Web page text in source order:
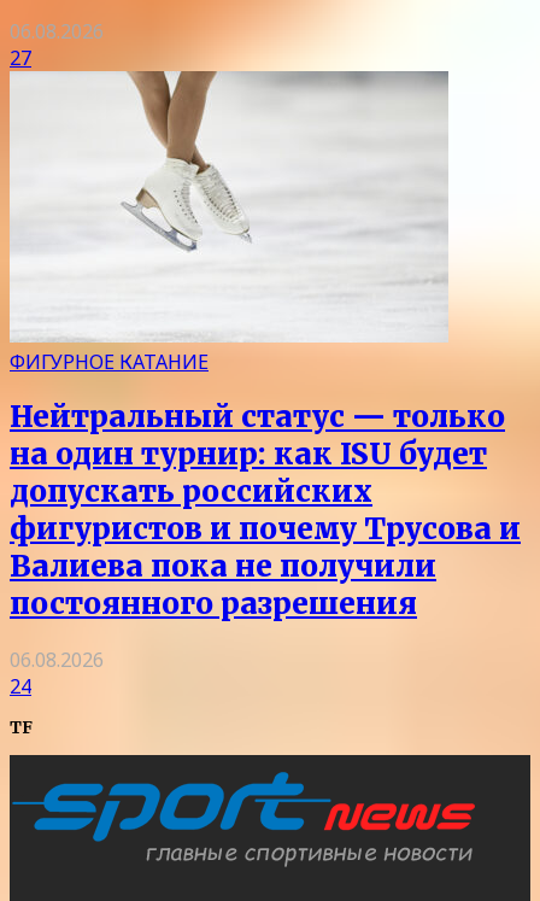
06.08.2026
27
ФИГУРНОЕ КАТАНИЕ
Нейтральный статус — только
на один турнир: как ISU будет
допускать российских
фигуристов и почему Трусова и
Валиева пока не получили
постоянного разрешения
06.08.2026
24
TF